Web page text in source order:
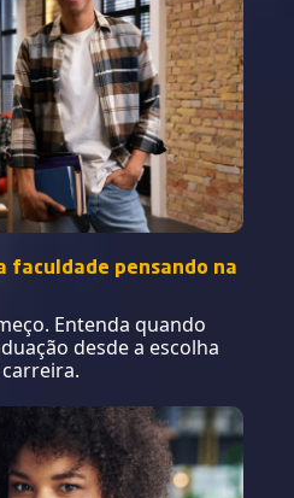
faculdade pensando na
Entenda quando
desde a escolha